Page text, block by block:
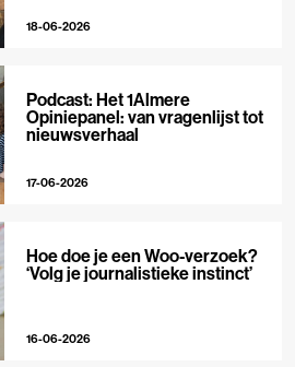
18-06-2026
Podcast: Het 1Almere
Opiniepanel: van vragenlijst tot
nieuwsverhaal
17-06-2026
Hoe doe je een Woo-verzoek?
‘Volg je journalistieke instinct’
16-06-2026